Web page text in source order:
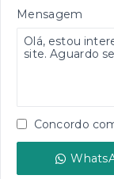
Mensagem
Concordo